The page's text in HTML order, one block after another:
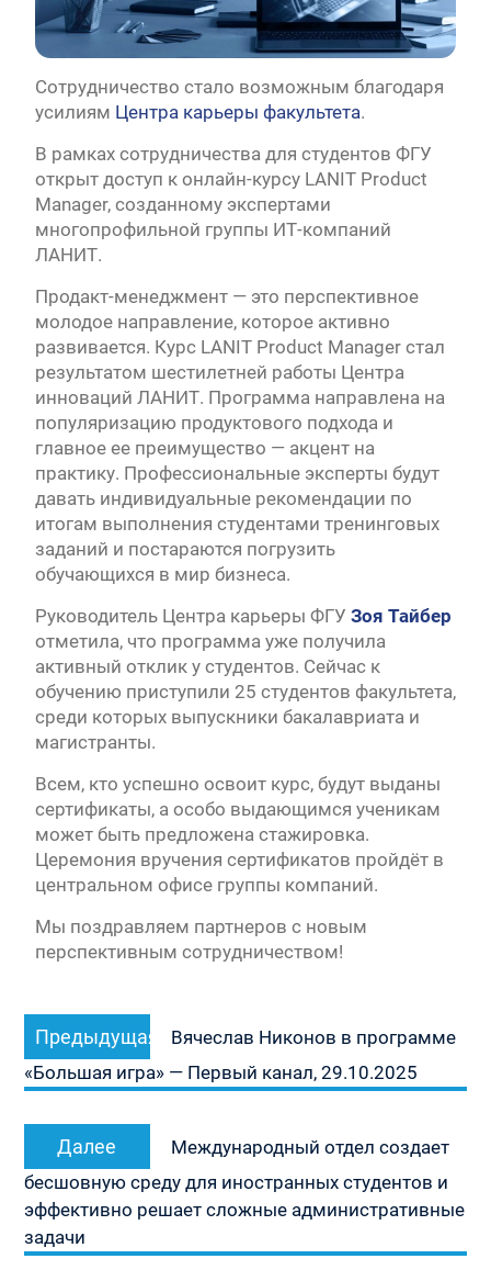
Сотрудничество стало возможным благодаря
усилиям Центра карьеры факультета.
В рамках сотрудничества для студентов ФГУ
открыт доступ к онлайн-курсу LANIT Product
Manager, созданному экспертами
многопрофильной группы ИТ-компаний
ЛАНИТ.
Продакт-менеджмент — это перспективное
молодое направление, которое активно
развивается. Курс LANIT Product Manager стал
результатом шестилетней работы Центра
инноваций ЛАНИТ. Программа направлена на
популяризацию продуктового подхода и
главное ее преимущество — акцент на
практику. Профессиональные эксперты будут
давать индивидуальные рекомендации по
итогам выполнения студентами тренинговых
заданий и постараются погрузить
обучающихся в мир бизнеса.
Руководитель Центра карьеры ФГУ Зоя Тайбер
отметила, что программа уже получила
активный отклик у студентов. Сейчас к
обучению приступили 25 студентов факультета,
среди которых выпускники бакалавриата и
магистранты.
Всем, кто успешно освоит курс, будут выданы
сертификаты, а особо выдающимся ученикам
может быть предложена стажировка.
Церемония вручения сертификатов пройдёт в
центральном офисе группы компаний.
Мы поздравляем партнеров с новым
перспективным сотрудничеством!
по
записям
Предыдущая
запись:
Вячеслав Никонов в программе
«Большая игра» — Первый канал, 29.10.2025
Далее
запись:
Международный отдел создает
бесшовную среду для иностранных студентов и
эффективно решает сложные административные
задачи